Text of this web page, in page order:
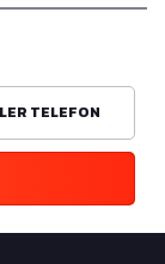
TELEFON